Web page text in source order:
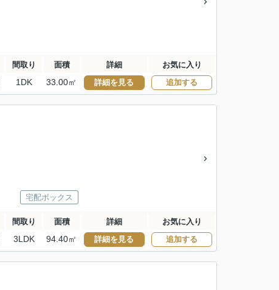
間取り 面積 詳細 お気に入り
1DK 33.00㎡ 詳細を見る 追加する
宅配ボックス
間取り 面積 詳細 お気に入り
3LDK 94.40㎡ 詳細を見る 追加する